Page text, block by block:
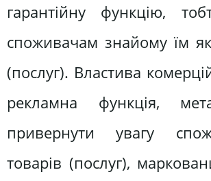
гарантійну функцію,
споживачам знайому їм
(послуг). Властива
рекламна функція,
привернути увагу
товарів (послуг),